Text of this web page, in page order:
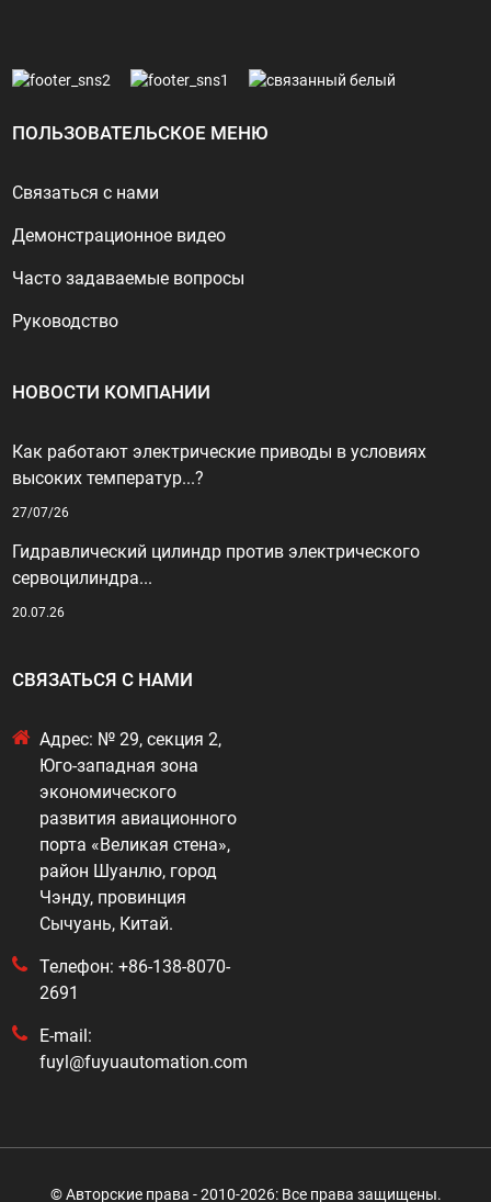
ПОЛЬЗОВАТЕЛЬСКОЕ МЕНЮ
Связаться с нами
Демонстрационное видео
Часто задаваемые вопросы
Руководство
НОВОСТИ КОМПАНИИ
Как работают электрические приводы в условиях
высоких температур...?
27/07/26
Гидравлический цилиндр против электрического
сервоцилиндра...
20.07.26
СВЯЗАТЬСЯ С НАМИ
Адрес: № 29, секция 2,
Юго-западная зона
экономического
развития авиационного
порта «Великая стена»,
район Шуанлю, город
Чэнду, провинция
Сычуань, Китай.
Телефон: +86-138-8070-
2691
E-mail:
fuyl@fuyuautomation.com
© Авторские права - 2010-2026: Все права защищены.